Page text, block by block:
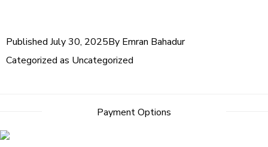
Published July 30, 2025By Emran Bahadur
Categorized as Uncategorized
Payment Options